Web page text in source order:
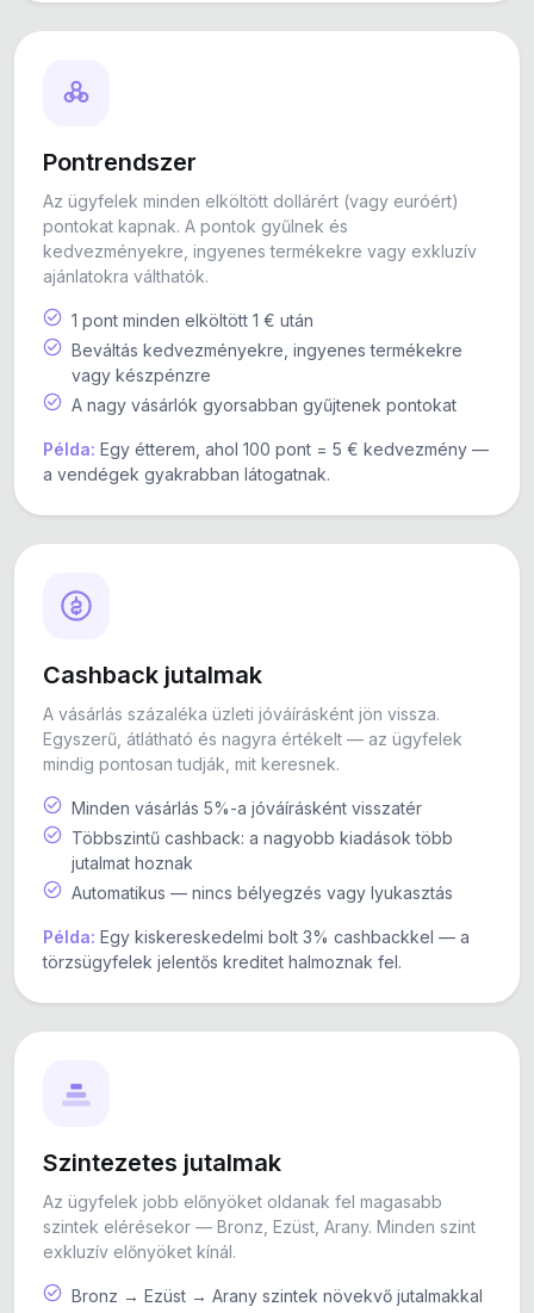
Pontrendszer
Az ügyfelek minden elköltött dollárért (vagy euróért)
pontokat kapnak. A pontok gyűlnek és
kedvezményekre, ingyenes termékekre vagy exkluzív
ajánlatokra válthatók.
1 pont minden elköltött 1 € után
Beváltás kedvezményekre, ingyenes termékekre
vagy készpénzre
A nagy vásárlók gyorsabban gyűjtenek pontokat
Példa: Egy étterem, ahol 100 pont = 5 € kedvezmény —
a vendégek gyakrabban látogatnak.
Cashback jutalmak
A vásárlás százaléka üzleti jóváírásként jön vissza.
Egyszerű, átlátható és nagyra értékelt — az ügyfelek
mindig pontosan tudják, mit keresnek.
Minden vásárlás 5%-a jóváírásként visszatér
Többszintű cashback: a nagyobb kiadások több
jutalmat hoznak
Automatikus — nincs bélyegzés vagy lyukasztás
Példa: Egy kiskereskedelmi bolt 3% cashbackkel — a
törzsügyfelek jelentős kreditet halmoznak fel.
Szintezetes jutalmak
Az ügyfelek jobb előnyöket oldanak fel magasabb
szintek elérésekor — Bronz, Ezüst, Arany. Minden szint
exkluzív előnyöket kínál.
Bronz → Ezüst → Arany szintek növekvő jutalmakkal